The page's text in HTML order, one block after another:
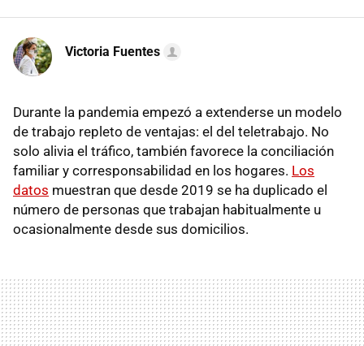
Victoria Fuentes
Durante la pandemia empezó a extenderse un modelo
de trabajo repleto de ventajas: el del teletrabajo. No
solo alivia el tráfico, también favorece la conciliación
familiar y corresponsabilidad en los hogares. Los
datos muestran que desde 2019 se ha duplicado el
número de personas que trabajan habitualmente u
ocasionalmente desde sus domicilios.